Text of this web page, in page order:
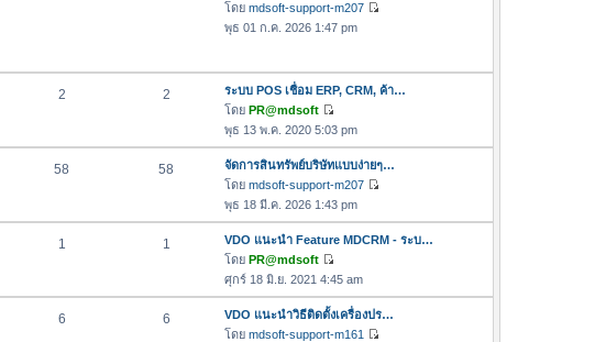
ล่
า
โดย mdsoft-support-m207
ค
ล่
ด
พุธ 01 ก.ค. 2026 1:47 pm
2 2
ระบบ POS เชื่อม ERP, CRM, ค้า…
โดย PR@mdsoft
ดู
ข้
อ
ค
ว
า
ม
า
สุ
ด
พุธ 13 พ.ค. 2020 5:03 pm
58 58
จัดการสินทรัพย์บริษัทแบบง่ายๆ…
โดย mdsoft-support-m207
ข้
อ
า
ม
พุธ 18 มี.ค. 2026 1:43 pm
1 1
VDO แนะนำ Feature MDCRM - ระบ…
โดย PR@mdsoft
ดู
ข้
อ
ค
ศุกร์ 18 มิ.ย. 2021 4:45 am
6 6
VDO แนะนำวิธีติดตั้งเครื่องปร…
โดย mdsoft-support-m161